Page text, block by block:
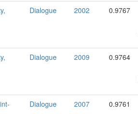
Dialogue 2002 0.9767
Dialogue 2009 0.9764
Dialogue 2007 0.9761